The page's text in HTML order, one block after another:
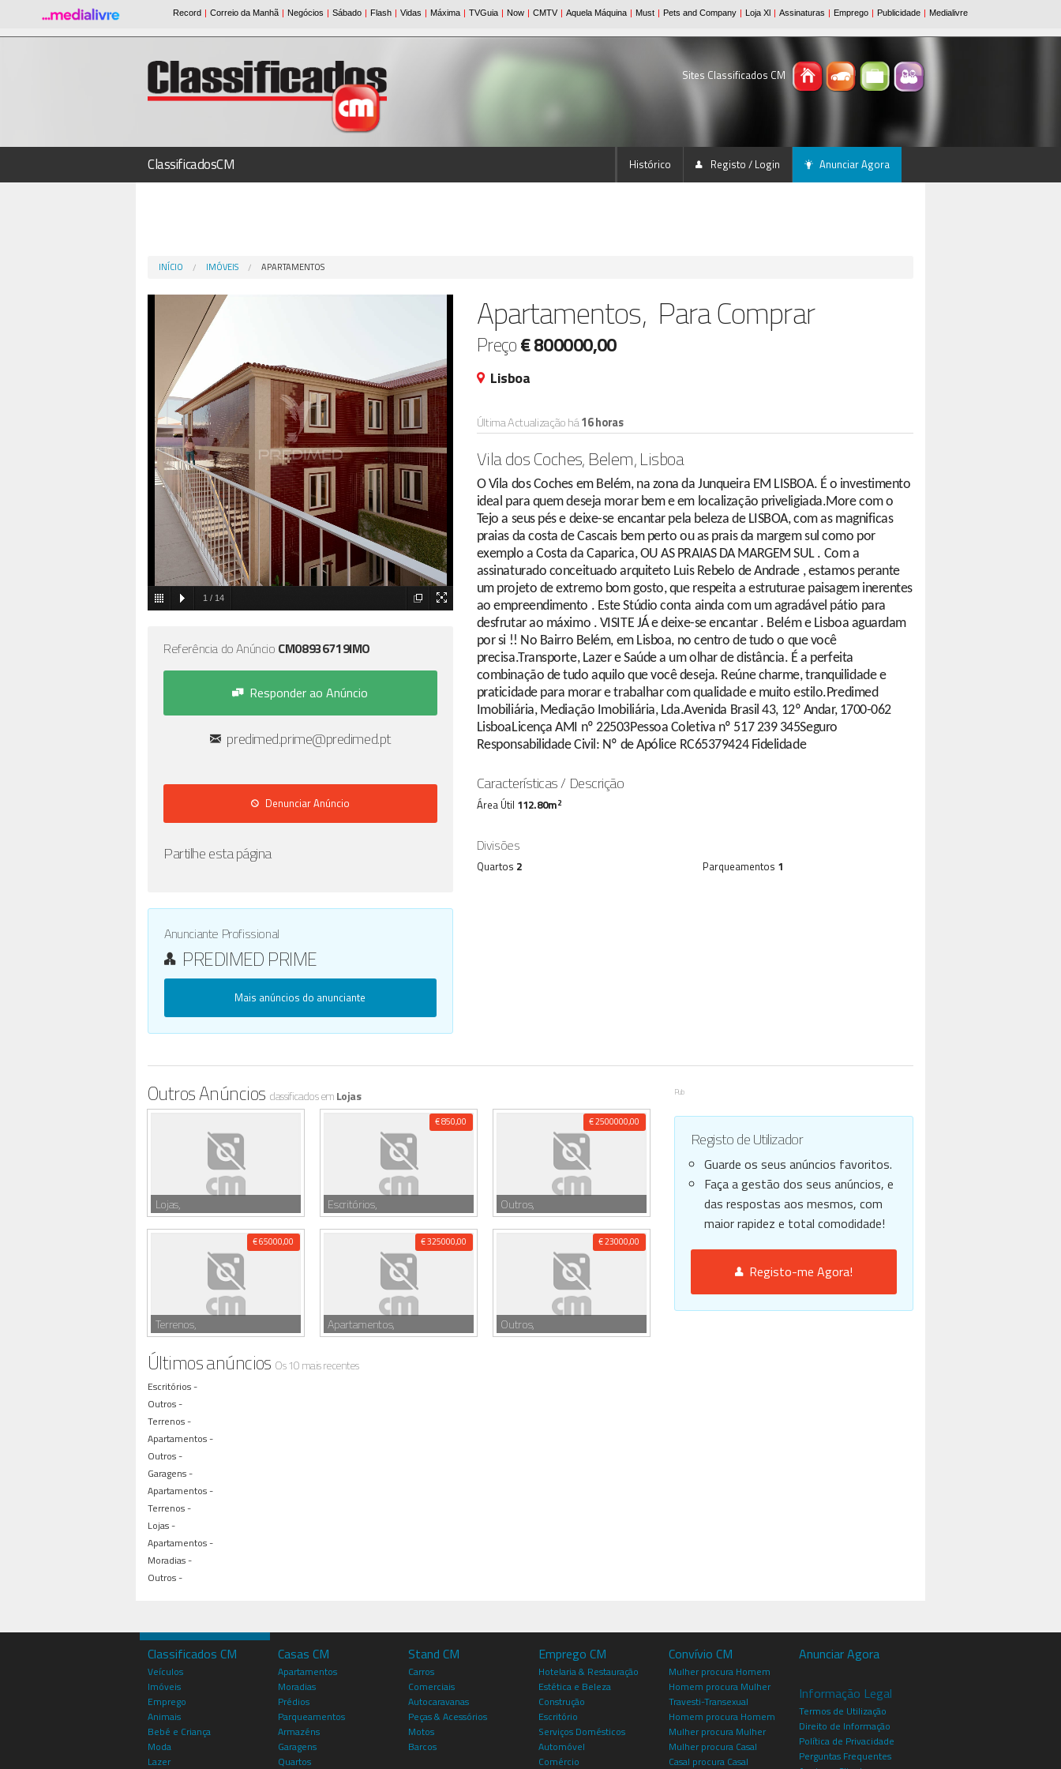
Sites Classificados CM
ClassificadosCM Histórico Registo / Login Anunciar Agora
INÍCIO IMÓVEIS APARTAMENTOS
Apartamentos, Para Comprar
Preço€ 800000,00
Lisboa
Última Actualização há16 horas
Vila dos Coches, Belem, Lisboa
O Vila dos Coches em Belém, na zona da Junqueira EM LISBOA. É o investimento
ideal para quem deseja morar bem e em localização priveligiada.More com o
Tejo a seus pés e deixe-se encantar pela beleza de LISBOA, com as magnificas
praias da costa de Cascais bem perto ou as prais da margem sul como por
exemplo a Costa da Caparica, OU AS PRAIAS DA MARGEM SUL . Com a
assinaturado conceituado arquiteto Luis Rebelo de Andrade , estamos perante
um projeto de extremo bom gosto, que respeita a estruturae paisagem inerentes
ao empreendimento . Este Stúdio conta ainda com um agradável pátio para
desfrutar ao máximo . VISITE JÁ e deixe-se encantar . Belém e Lisboa aguardam
por si !! No Bairro Belém, em Lisboa, no centro de tudo o que você
precisa.Transporte, Lazer e Saúde a um olhar de distância. É a perfeita
combinação de tudo aquilo que você deseja. Reúne charme, tranquilidade e
praticidade para morar e trabalhar com qualidade e muito estilo.Predimed
Imobiliária, Mediação Imobiliária, Lda.Avenida Brasil 43, 12º Andar, 1700-062
LisboaLicença AMI nº 22503Pessoa Coletiva nº 517 239 345Seguro
Responsabilidade Civil: Nº de Apólice RC65379424 Fidelidade
Características / Descrição
Área Útil 112.80m2
Divisões
Quartos 2 Parqueamentos 1
1 / 14
Referência do Anúncio CM08936719IMO
Responder ao Anúncio
predimed.prime@predimed.pt
Denunciar Anúncio
Partilhe esta página
Anunciante Profissional
PREDIMED PRIME
Mais anúncios do anunciante
Outros Anúncios classificados emLojas
Lojas,
€ 850,00
Escritórios,
€ 2500000,00
Outros,
€ 65000,00
Terrenos,
€ 325000,00
Apartamentos,
€ 23000,00
Outros,
Últimos anúncios Os 10 mais recentes
Escritórios -
Outros -
Terrenos -
Apartamentos -
Outros -
Garagens -
Apartamentos -
Terrenos -
Lojas -
Apartamentos -
Moradias -
Outros -
Pub
Registo de Utilizador
Guarde os seus anúncios favoritos.
Faça a gestão dos seus anúncios, e
das respostas aos mesmos, com
maior rapidez e total comodidade!
Registo-me Agora!
Classificados CM
Veículos
Imóveis
Emprego
Animais
Bebé e Criança
Moda
Lazer
Casas CM
Apartamentos
Moradias
Prédios
Parqueamentos
Armazéns
Garagens
Quartos
Stand CM
Carros
Comerciais
Autocaravanas
Peças & Acessórios
Motos
Barcos
Emprego CM
Hotelaria & Restauração
Estética e Beleza
Construção
Escritório
Serviços Domésticos
Automóvel
Comércio
Convívio CM
Mulher procura Homem
Homem procura Mulher
Travesti-Transexual
Homem procura Homem
Mulher procura Mulher
Mulher procura Casal
Casal procura Casal
Anunciar Agora
Informação Legal
Termos de Utilização
Direito de Informação
Política de Privacidade
Perguntas Frequentes